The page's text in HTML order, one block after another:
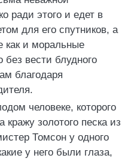
ради этого и едет в
для его спутников, а
как и моральные
без вести блудного
благодаря
человеке, которого
золотого песка из
Томсон у одного
у него были глаза,